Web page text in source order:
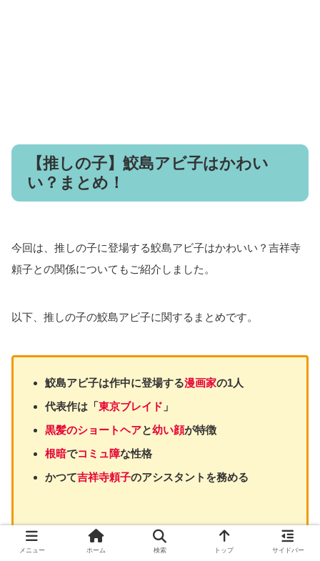
【推しの子】鮫島アビ子はかわい
い？まとめ！
今回は、推しの子に登場する鮫島アビ子はかわいい？吉祥寺
頼子との関係についてもご紹介しました。
以下、推しの子の鮫島アビ子に関するまとめです。
鮫島アビ子は作中に登場する漫画家の1人
代表作は「東京ブレイド 」
黒髪のショートヘアと幼い顔が特徴
根暗でコミュ障な性格
かつて吉祥寺頼子のアシスタントを務める
メニュー ホーム 検索 トップ サイドバー